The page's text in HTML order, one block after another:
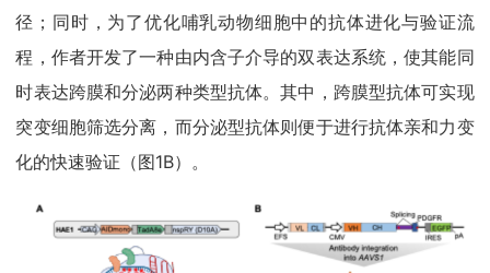
径；同时，为了优化哺乳动物细胞中的抗体进化与验证流
程，作者开发了一种由内含子介导的双表达系统，使其能同
时表达跨膜和分泌两种类型抗体。其中，跨膜型抗体可实现
突变细胞筛选分离，而分泌型抗体则便于进行抗体亲和力变
化的快速验证（图1B）。